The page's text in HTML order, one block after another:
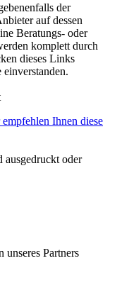
der
auf dessen
Beratungs- oder
komplett durch
dieses Links
Ihnen diese
ausgedruckt oder
Partners